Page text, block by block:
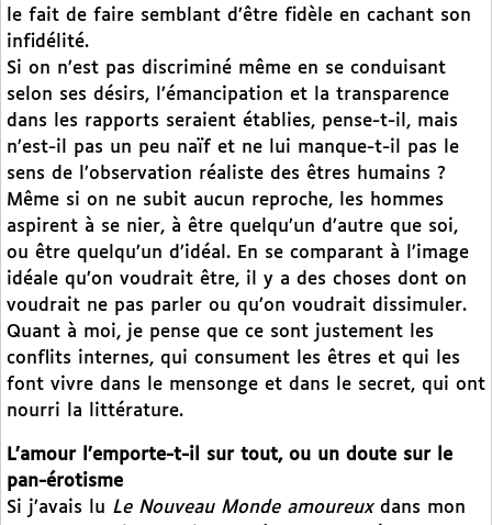
le fait de faire semblant d’être fidèle en cachant son
infidélité.
Si on n’est pas discriminé même en se conduisant
selon ses désirs, l’émancipation et la transparence
dans les rapports seraient établies, pense-t-il, mais
n’est-il pas un peu naïf et ne lui manque-t-il pas le
sens de l’observation réaliste des êtres humains ?
Même si on ne subit aucun reproche, les hommes
aspirent à se nier, à être quelqu’un d’autre que soi,
ou être quelqu’un d’idéal. En se comparant à l’image
idéale qu’on voudrait être, il y a des choses dont on
voudrait ne pas parler ou qu’on voudrait dissimuler.
Quant à moi, je pense que ce sont justement les
conflits internes, qui consument les êtres et qui les
font vivre dans le mensonge et dans le secret, qui ont
nourri la littérature.
L’amour l’emporte-t-il sur tout, ou un doute sur le
pan-érotisme
Si j’avais lu Le Nouveau Monde amoureux dans mon